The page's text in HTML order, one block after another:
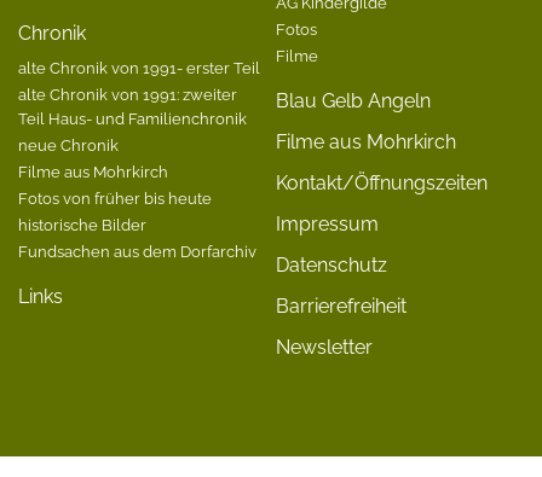
Chronik
alte Chronik von 1991- erster Teil
alte Chronik von 1991: zweiter
Teil Haus- und Familienchronik
neue Chronik
Filme aus Mohrkirch
Fotos von früher bis heute
historische Bilder
Fundsachen aus dem Dorfarchiv
Links
Fotos
Filme
Blau Gelb Angeln
Filme aus Mohrkirch
Kontakt/Öffnungszeiten
Impressum
Datenschutz
Barrierefreiheit
Newsletter